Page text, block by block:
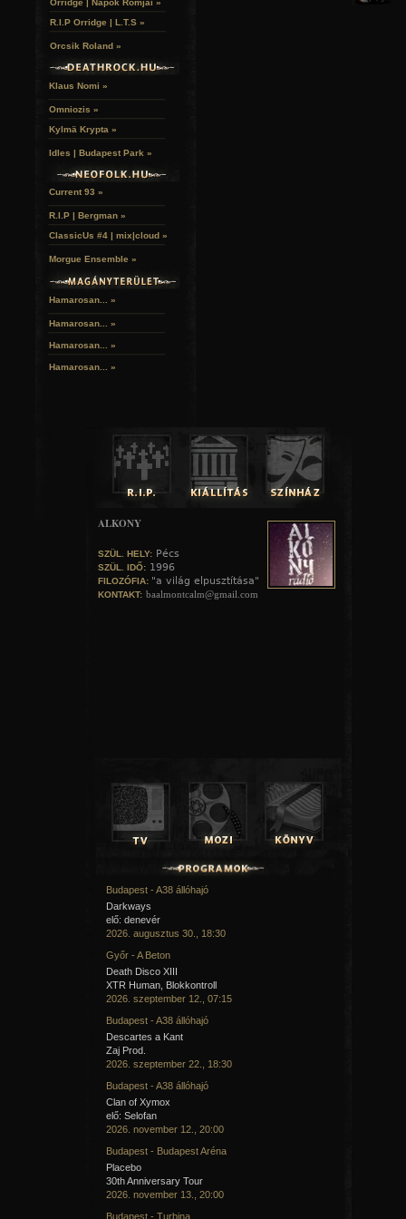
R.I.P Orridge | L.T.S »
Orcsik Roland »
Klaus Nomi »
Omniozis »
Kylmä Krypta »
Idles | Budapest Park »
Current 93 »
R.I.P | Bergman »
ClassicUs #4 | mix|cloud »
Morgue Ensemble »
Hamarosan... »
Hamarosan... »
Hamarosan... »
Hamarosan... »
ALKONY
SZÜL. HELY: Pécs
SZÜL. IDŐ: 1996
FILOZÓFIA: "a világ elpusztítása"
KONTAKT: baalmontcalm@gmail.com
Budapest - A38 állóhajó
Darkways
elő: denevér
2026. augusztus 30., 18:30
Győr - A Beton
Death Disco XIII
XTR Human, Blokkontroll
2026. szeptember 12., 07:15
Budapest - A38 állóhajó
Descartes a Kant
Zaj Prod.
2026. szeptember 22., 18:30
Budapest - A38 állóhajó
Clan of Xymox
elő: Selofan
2026. november 12., 20:00
Budapest - Budapest Aréna
Placebo
30th Anniversary Tour
2026. november 13., 20:00
Budapest - Turbina